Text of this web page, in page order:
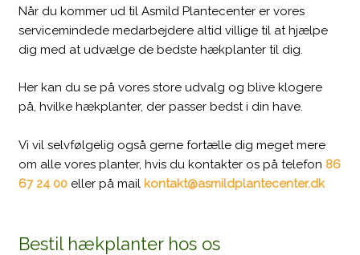
Når du kommer ud til Asmild Plantecenter er vores
servicemindede medarbejdere altid villige til at hjælpe
dig med at udvælge de bedste hækplanter til dig.
Her kan du se på vores store udvalg og blive klogere
på, hvilke hækplanter, der passer bedst i din have.
Vi vil selvfølgelig også gerne fortælle dig meget mere
om alle vores planter, hvis du kontakter os på telefon 86
67 24 00 eller på mail kontakt@asmildplantecenter.dk
​Bestil hækplanter hos os